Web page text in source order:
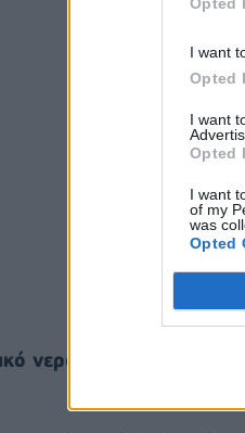
I want
Opted
I want
Opted
I want
of my
was
Opted
νερό Ζαγόρι: Το